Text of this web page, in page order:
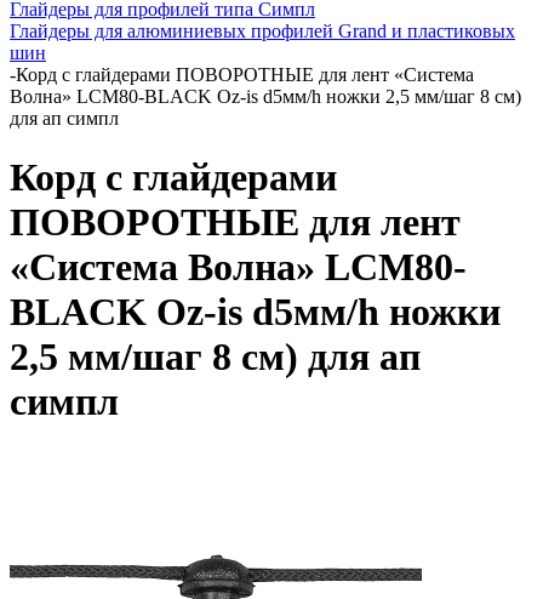
Глайдеры для профилей типа Симпл
Глайдеры для алюминиевых профилей Grand и пластиковых
шин
-Корд с глайдерами ПОВОРОТНЫЕ для лент «Система
Волна» LCM80-BLACK Oz-is d5мм/h ножки 2,5 мм/шаг 8 см)
для ап симпл
Корд с глайдерами
ПОВОРОТНЫЕ для лент
«Система Волна» LCM80-
BLACK Oz-is d5мм/h ножки
2,5 мм/шаг 8 см) для ап
симпл